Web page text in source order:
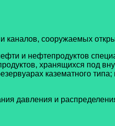
каналов, сооружаемых
и нефтепродуктов
хранящихся под
казематного типа;
давления и